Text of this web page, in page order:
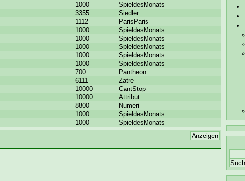
1000
SpieldesMonats
3355
Siedler
1112
ParisParis
1000
SpieldesMonats
1000
SpieldesMonats
1000
SpieldesMonats
1000
SpieldesMonats
1000
SpieldesMonats
700
Pantheon
6111
Zatre
10000
CantStop
10000
Attribut
8800
Numeri
1000
SpieldesMonats
1000 SpieldesMonats